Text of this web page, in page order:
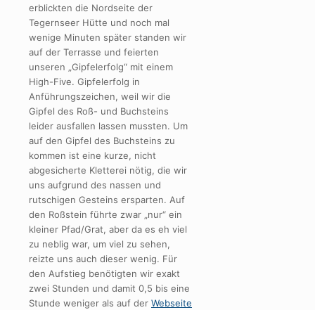
erblickten die Nordseite der
Tegernseer Hütte und noch mal
wenige Minuten später standen wir
auf der Terrasse und feierten
unseren „Gipfelerfolg“ mit einem
High-Five. Gipfelerfolg in
Anführungszeichen, weil wir die
Gipfel des Roß- und Buchsteins
leider ausfallen lassen mussten. Um
auf den Gipfel des Buchsteins zu
kommen ist eine kurze, nicht
abgesicherte Kletterei nötig, die wir
uns aufgrund des nassen und
rutschigen Gesteins ersparten. Auf
den Roßstein führte zwar „nur“ ein
kleiner Pfad/Grat, aber da es eh viel
zu neblig war, um viel zu sehen,
reizte uns auch dieser wenig. Für
den Aufstieg benötigten wir exakt
zwei Stunden und damit 0,5 bis eine
Stunde weniger als auf der Webseite